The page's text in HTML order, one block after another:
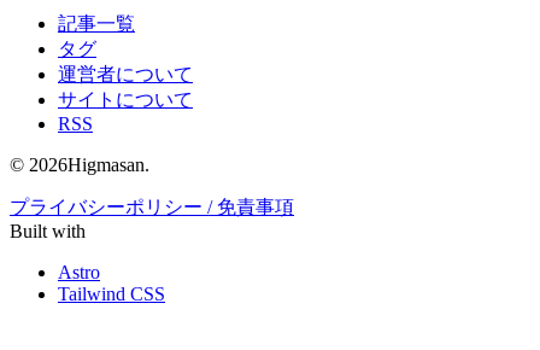
記事一覧
タグ
運営者について
サイトについて
RSS
© 2026Higmasan.
プライバシーポリシー / 免責事項
Built with
Astro
Tailwind CSS